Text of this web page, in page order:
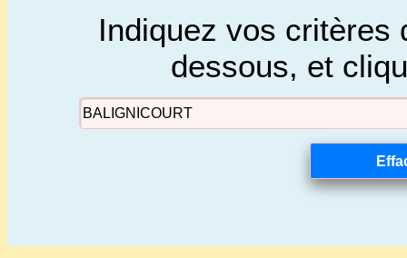
Indiquez vos critères
dessous, et